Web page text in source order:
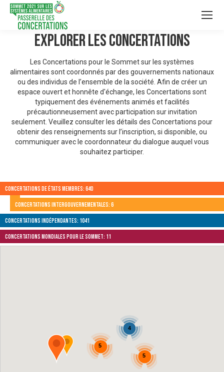
Explorer les Concertations
Les Concertations pour le Sommet sur les systèmes
alimentaires sont coordonnés par des gouvernements nationaux
ou des individus de l’ensemble de la société. Afin de créer un
espace ouvert et honnête d'échange, les Concertations sont
typiquement des événements animés et facilités
précautionneusement avec participation sur invitation
seulement. Veuillez consulter les détails des Concertations pour
obtenir des renseignements sur l’inscription, si disponible, ou
communiquer avec le coordonnateur du dialogue auquel vous
souhaitez participer.
Concertations de États membres: 640
Concertations intergouvernementales: 6
Concertations indépendantes: 1041
Concertations mondiales pour le Sommet: 11
4
5
5